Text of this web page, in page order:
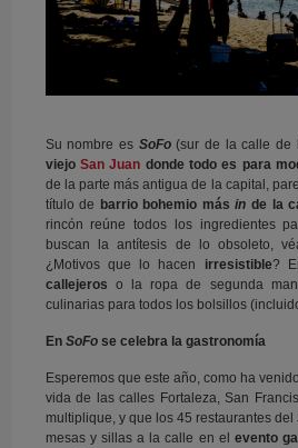
Su nombre esSoFo (sur de la calle de
viejo San Juan donde todo es para
de la parte más antigua de la capital,
título de barrio bohemio másin de la
rincón reúne todos los ingredientes
buscan la antítesis de lo obsoleto,
¿Motivos que lo hacen
irresistible?
callejeros o la ropa de segunda
culinarias para todos los bolsillos
En SoFose celebra la gastronomía
Esperemos que este año, como ha
vida de las calles Fortaleza, San
multiplique, y que los 45 restaurantes del
mesas y sillas a la calle en el evento